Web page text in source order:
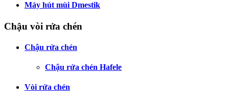
Máy hút mùi Dmestik
Chậu vòi rửa chén
Chậu rửa chén
Chậu rửa chén Hafele
Vòi rửa chén